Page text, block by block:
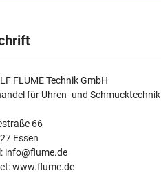
FLUME Technik GmbH
für Uhren- und Schmucktechnik
66
Essen
info@flume.de
www.flume.de